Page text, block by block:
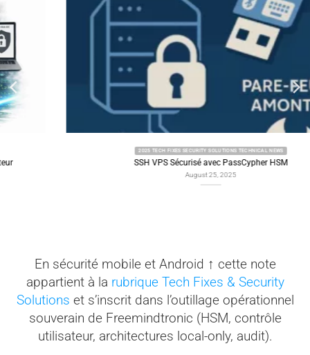
2025 TECH FIXES SECURITY SOLUTIONS TECHNICAL NEWS
SSH VPS Sécurisé avec PassCypher HSM
En sécurité mobile et Android ↑ cette note
appartient à la rubrique Tech Fixes & Security
Solutions et s’inscrit dans l’outillage opérationnel
souverain de Freemindtronic (HSM, contrôle
utilisateur, architectures local-only, audit).